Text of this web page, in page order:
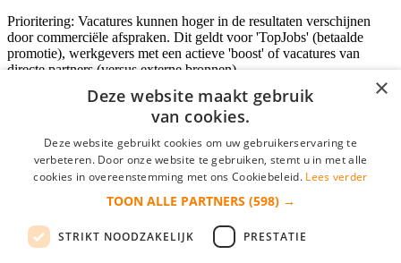
Prioritering: Vacatures kunnen hoger in de resultaten verschijnen
door commerciële afspraken. Dit geldt voor 'TopJobs' (betaalde
promotie), werkgevers met een actieve 'boost' of vacatures van
directe partners (versus externe bronnen).
Inloggen als bedrijf
*
login gegevens onthouden
×
Deze website maakt gebruik
van cookies.
Deze website gebruikt cookies om uw gebruikerservaring te
verbeteren. Door onze website te gebruiken, stemt u in met alle
cookies in overeenstemming met ons Cookiebeleid. Lees verder
TOON ALLE PARTNERS (598) →
STRIKT NOODZAKELIJK PRESTATIE